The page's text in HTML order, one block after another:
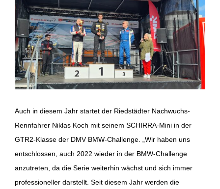
Larger
Image
Auch in diesem Jahr startet der Riedstädter Nachwuchs-
Rennfahrer Niklas Koch mit seinem SCHIRRA-Mini in der
GTR2-Klasse der DMV BMW-Challenge. „Wir haben uns
entschlossen, auch 2022 wieder in der BMW-Challenge
anzutreten, da die Serie weiterhin wächst und sich immer
professioneller darstellt. Seit diesem Jahr werden die